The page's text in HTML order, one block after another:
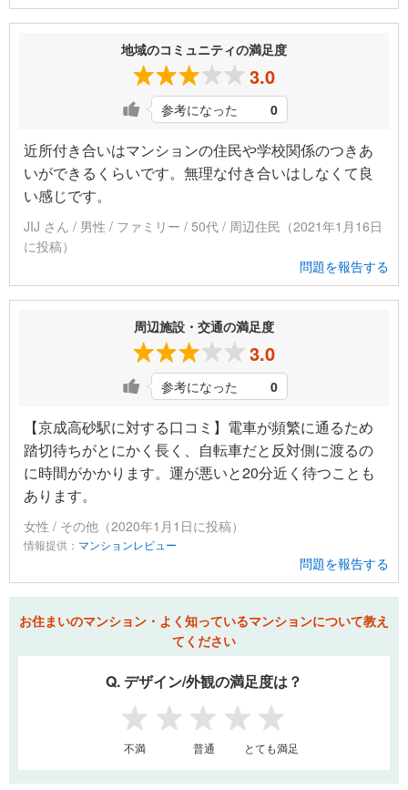
地域のコミュニティの満足度
3.0
参考になった 0
近所付き合いはマンションの住民や学校関係のつきあ
いができるくらいです。無理な付き合いはしなくて良
い感じです。
JIJ さん / 男性 / ファミリー / 50代 / 周辺住民（2021年1月16日
に投稿）
問題を報告する
周辺施設・交通の満足度
3.0
参考になった 0
【京成高砂駅に対する口コミ】電車が頻繁に通るため
踏切待ちがとにかく長く、自転車だと反対側に渡るの
に時間がかかります。運が悪いと20分近く待つことも
あります。
女性 / その他（2020年1月1日に投稿）
情報提供： マンションレビュー
問題を報告する
お住まいのマンション・よく知っているマンションについて教え
てください
Q. デザイン/外観の満足度は？
1 2 3 4 5
不満 普通 とても満足